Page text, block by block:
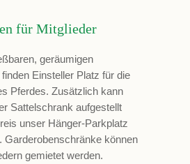
für Mitglieder
geräumigen
Einsteller Platz für die
Pferdes. Zusätzlich kann
Sattelschrank aufgestellt
unser Hänger-Parkplatz
Garderobenschränke können
gemietet werden.